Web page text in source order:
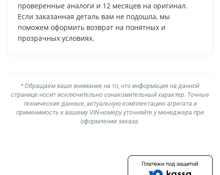
проверенные аналоги и 12 месяцев на оригинал.
Если заказанная деталь вам не подошла, мы
поможем оформить возврат на понятных и
прозрачных условиях.
* Обращаем ваше внимание на то, что информация на данной
странице носит исключительно ознакомительный характер. Точные
технические данные, актуальную комплектацию агрегата и
применимость к вашему VIN-номеру уточняйте у менеджера при
оформлении заказа.